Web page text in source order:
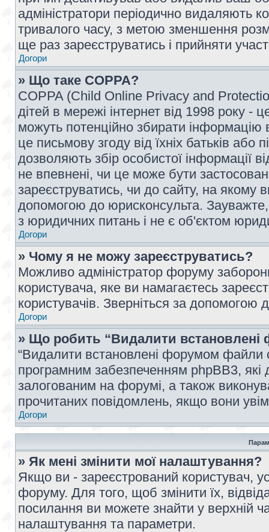
адміністратори періодично видаляють
тривалого часу, з метою зменшення
ще раз зареєструватись і прийняти
Догори
» Що таке COPPA?
COPPA (Child Online Privacy and
дітей в мережі інтернет від 1998 року -
можуть потенційно збирати інформацію
це письмову згоду від їхніх батьків або
дозволяють збір особистої інформації
не впевнені, чи це може бути
зареєструватись, чи до сайту, на якому
допомогою до юрисконсульта.
з юридичних питань і не є об'єктом
Догори
» Чому я не можу зареєструватись?
Можливо адміністратор форуму
користувача, яке ви намагаєтесь
користувачів. Зверніться за допомогою
Догори
» Що робить “Видалити
“Видалити встановлені форумом файли
програмним забезпеченням phpBB3,
залогованим на форумі, а також
прочитаних повідомлень, якщо вони
Догори
» Як мені змінити мої налаштування?
Якщо ви - зареєстрований користувач,
форуму. Для того, щоб змінити їх,
посилання ви можете знайти у верхній
налаштування та параметри.